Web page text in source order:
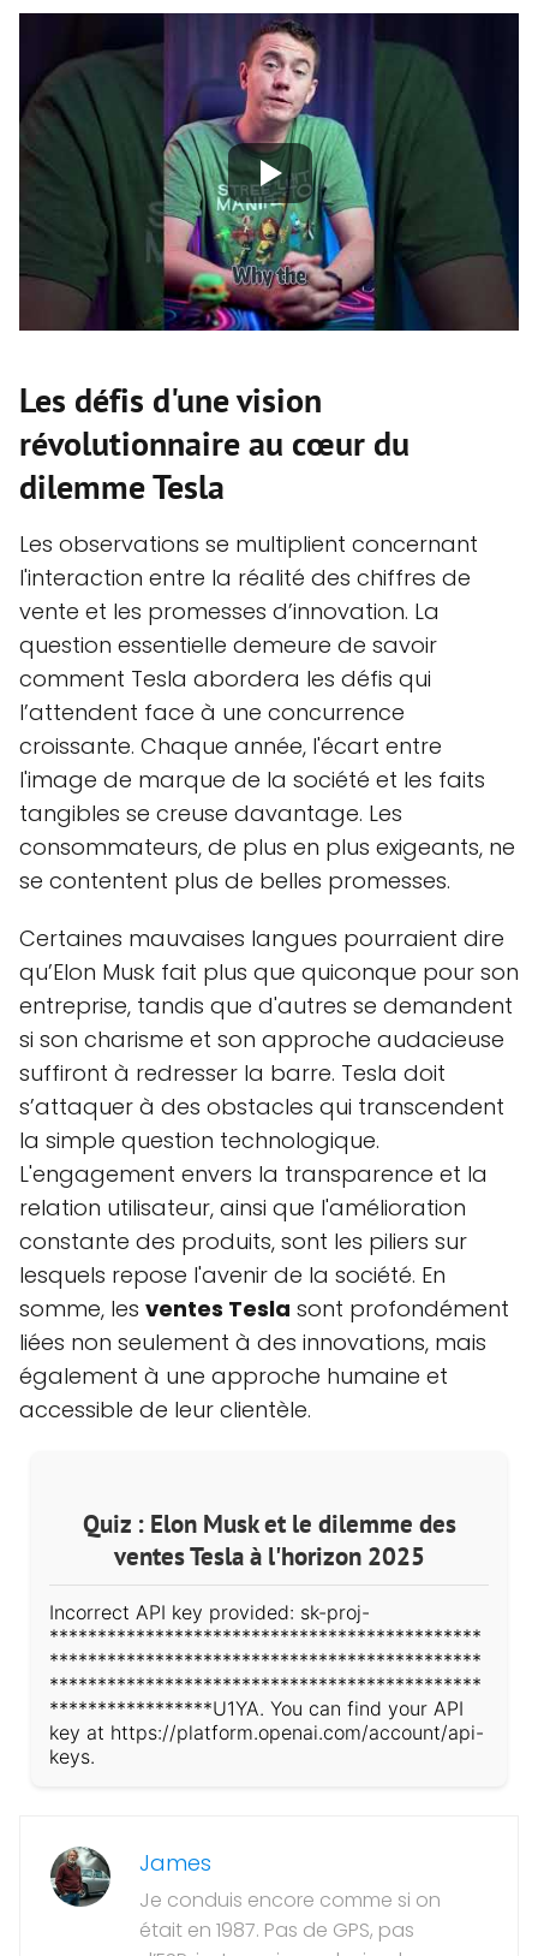
Les défis d'une vision
révolutionnaire au cœur du
dilemme Tesla
Les observations se multiplient concernant
l'interaction entre la réalité des chiffres de
vente et les promesses d’innovation. La
question essentielle demeure de savoir
comment Tesla abordera les défis qui
l’attendent face à une concurrence
croissante. Chaque année, l'écart entre
l'image de marque de la société et les faits
tangibles se creuse davantage. Les
consommateurs, de plus en plus exigeants, ne
se contentent plus de belles promesses.
Certaines mauvaises langues pourraient dire
qu’Elon Musk fait plus que quiconque pour son
entreprise, tandis que d'autres se demandent
si son charisme et son approche audacieuse
suffiront à redresser la barre. Tesla doit
s’attaquer à des obstacles qui transcendent
la simple question technologique.
L'engagement envers la transparence et la
relation utilisateur, ainsi que l'amélioration
constante des produits, sont les piliers sur
lesquels repose l'avenir de la société. En
somme, les ventes Tesla sont profondément
liées non seulement à des innovations, mais
également à une approche humaine et
accessible de leur clientèle.
Quiz : Elon Musk et le dilemme des
ventes Tesla à l'horizon 2025
Incorrect API key provided: sk-proj-
*********************************************
*********************************************
*********************************************
*****************U1YA. You can find your API
key at https://platform.openai.com/account/api-
keys.
James
Je conduis encore comme si on
était en 1987. Pas de GPS, pas